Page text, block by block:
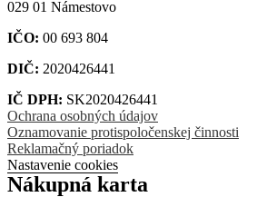
029 01 Námestovo
IČO: 00 693 804
DIČ: 2020426441
IČ DPH: SK2020426441
Ochrana osobných údajov
Oznamovanie protispoločenskej činnosti
Reklamačný poriadok
Nastavenie cookies
Nákupná karta